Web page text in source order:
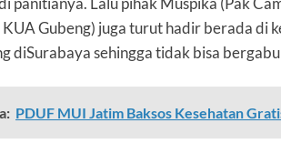
Gubeng) juga turut hadir berada di
diSurabaya sehingga tidak bisa
PDUF MUI Jatim Baksos Kesehatan